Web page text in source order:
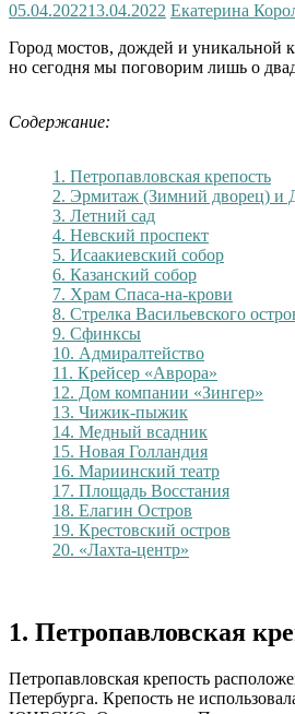
05.04.202213.04.2022 Екатерина
Город мостов, дождей и уникальной
но сегодня мы поговорим лишь о
Содержание:
1. Петропавловская крепость
2. Эрмитаж (Зимний дворец) и
3. Летний сад
4. Невский проспект
5. Исаакиевский собор
6. Казанский собор
7. Храм Спаса-на-крови
8. Стрелка Васильевского
9. Сфинксы
10. Адмиралтейство
11. Крейсер «Аврора»
12. Дом компании «Зингер»
13. Чижик-пыжик
14. Медный всадник
15. Новая Голландия
16. Мариинский театр
17. Площадь Восстания
18. Елагин Остров
19. Крестовский остров
20. «Лахта-центр»
1. Петропавловская
Петропавловская крепость
Петербурга. Крепость не